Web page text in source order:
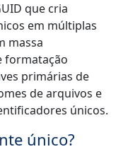
que cria
em múltiplas
massa
formatação
primárias de
de arquivos e
únicos.
único?